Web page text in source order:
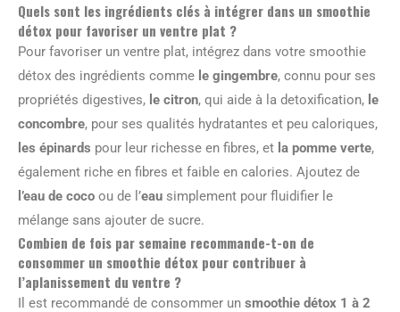
Quels sont les ingrédients clés à intégrer dans un smoothie
détox pour favoriser un ventre plat ?
Pour favoriser un ventre plat, intégrez dans votre smoothie
détox des ingrédients comme le gingembre, connu pour ses
propriétés digestives, le citron, qui aide à la detoxification, le
concombre, pour ses qualités hydratantes et peu caloriques,
les épinards pour leur richesse en fibres, et la pomme verte,
également riche en fibres et faible en calories. Ajoutez de
l’eau de coco ou de l’eau simplement pour fluidifier le
mélange sans ajouter de sucre.
Combien de fois par semaine recommande-t-on de
consommer un smoothie détox pour contribuer à
l’aplanissement du ventre ?
Il est recommandé de consommer un smoothie détox 1 à 2